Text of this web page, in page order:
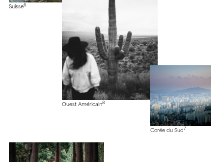
Suisse6
Ouest Américain8
Corée du Sud 7